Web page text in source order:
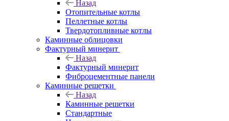
Назад
Отопительные котлы
Пеллетные котлы
Твердотопливные котлы
Каминные облицовки
Фактурный минерит
Назад
Фактурный минерит
Фиброцементные панели
Каминные решетки
Назад
Каминные решетки
Стандартные